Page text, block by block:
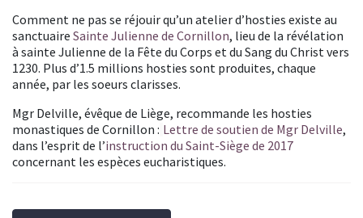
Comment ne pas se réjouir qu’un atelier d’hosties existe au
sanctuaire Sainte Julienne de Cornillon, lieu de la révélation
à sainte Julienne de la Fête du Corps et du Sang du Christ vers
1230. Plus d’1.5 millions hosties sont produites, chaque
année, par les soeurs clarisses.
Mgr Delville, évêque de Liège, recommande les hosties
monastiques de Cornillon : Lettre de soutien de Mgr Delville,
dans l’esprit de l’instruction du Saint-Siège de 2017
concernant les espèces eucharistiques.